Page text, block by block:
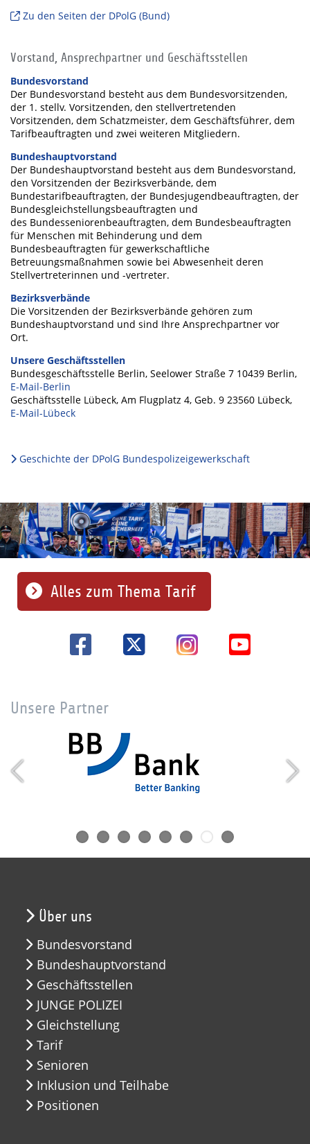
Zu den Seiten der DPolG (Bund)
Vorstand, Ansprechpartner und Geschäftsstellen
Bundesvorstand
Der Bundesvorstand besteht aus dem Bundesvorsitzenden,
der 1. stellv. Vorsitzenden, den stellvertretenden
Vorsitzenden, dem Schatzmeister, dem Geschäftsführer, dem
Tarifbeauftragten und zwei weiteren Mitgliedern.
Bundeshauptvorstand
Der Bundeshauptvorstand besteht aus dem Bundesvorstand,
den Vorsitzenden der Bezirksverbände, dem
Bundestarifbeauftragten, der Bundesjugendbeauftragten, der
Bundesgleichstellungsbeauftragten und
des Bundesseniorenbeauftragten, dem Bundesbeauftragten
für Menschen mit Behinderung und dem
Bundesbeauftragten für gewerkschaftliche
Betreuungsmaßnahmen sowie bei Abwesenheit deren
Stellvertreterinnen und -vertreter.
Bezirksverbände
Die Vorsitzenden der Bezirksverbände gehören zum
Bundeshauptvorstand und sind Ihre Ansprechpartner vor
Ort.
Unsere Geschäftsstellen
Bundesgeschäftsstelle Berlin, Seelower Straße 7 10439 Berlin,
E-Mail-Berlin
Geschäftsstelle Lübeck, Am Flugplatz 4, Geb. 9 23560 Lübeck,
E-Mail-Lübeck
Geschichte der DPolG Bundespolizeigewerkschaft
Alles zum Thema Tarif
Unsere Partner
Über uns
Bundesvorstand
Bundeshauptvorstand
Geschäftsstellen
JUNGE POLIZEI
Gleichstellung
Tarif
Senioren
Inklusion und Teilhabe
Positionen